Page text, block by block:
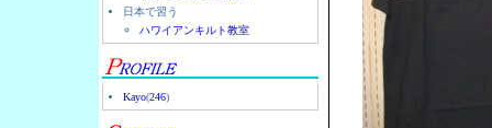
日本で習う
ハワイアンキルト教室
Kayo(246)